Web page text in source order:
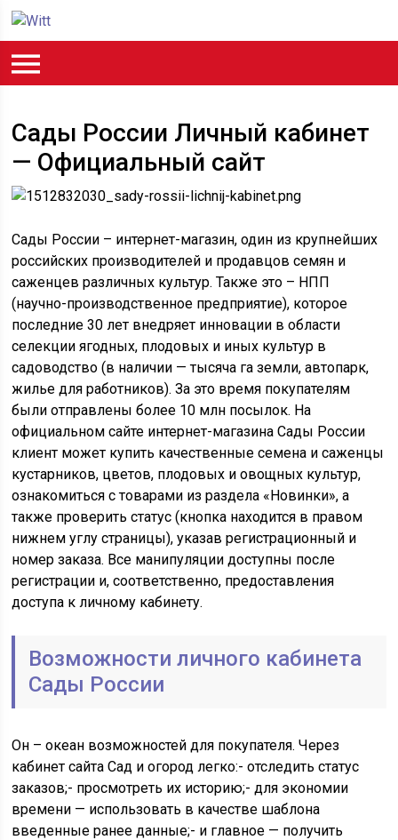
Сады России Личный кабинет
— Официальный сайт
Сады России – интернет-магазин, один из крупнейших
российских производителей и продавцов семян и
саженцев различных культур. Также это – НПП
(научно-производственное предприятие), которое
последние 30 лет внедряет инновации в области
селекции ягодных, плодовых и иных культур в
садоводство (в наличии — тысяча га земли, автопарк,
жилье для работников). За это время покупателям
были отправлены более 10 млн посылок. На
официальном сайте интернет-магазина Сады России
клиент может купить качественные семена и саженцы
кустарников, цветов, плодовых и овощных культур,
ознакомиться с товарами из раздела «Новинки», а
также проверить статус (кнопка находится в правом
нижнем углу страницы), указав регистрационный и
номер заказа. Все манипуляции доступны после
регистрации и, соответственно, предоставления
доступа к личному кабинету.
Возможности личного кабинета
Сады России
Он – океан возможностей для покупателя. Через
кабинет сайта Сад и огород легко:- отследить статус
заказов;- просмотреть их историю;- для экономии
времени — использовать в качестве шаблона
введенные ранее данные;- и главное — получить